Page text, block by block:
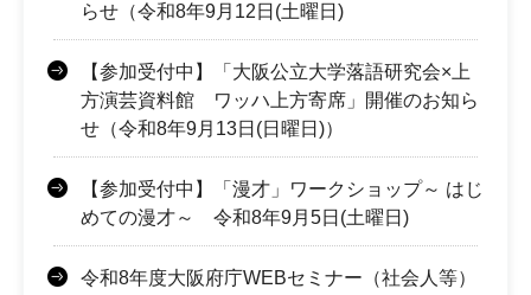
らせ（令和8年9月12日(土曜日)
【参加受付中】「大阪公立大学落語研究会×上
方演芸資料館 ワッハ上方寄席」開催のお知ら
せ（令和8年9月13日(日曜日)）
【参加受付中】「漫才」ワークショップ～ はじ
めての漫才～ 令和8年9月5日(土曜日)
令和8年度大阪府庁WEBセミナー（社会人等）